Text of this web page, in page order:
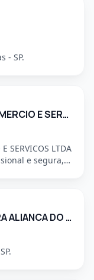
- SP.
DEDETIZADORA DOVALE COMERCIO E SERVICO LTDA
SERVICOS LTDA
e segura,
DEDETIZADORA E LIMPADORA ALIANCA DO LITORAL LTDA